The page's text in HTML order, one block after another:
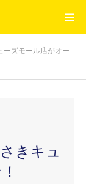
ーズモール店がオー
きキュ